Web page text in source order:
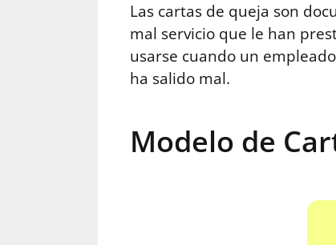
Las cartas de queja son
mal servicio que le han
usarse cuando un
ha salido mal.
Modelo de